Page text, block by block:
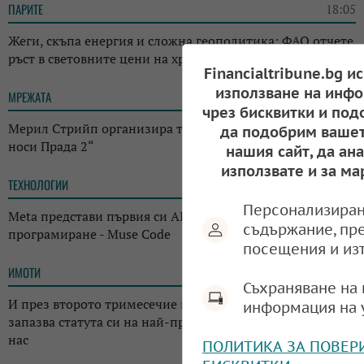
ПАРИТЕ 18:05
Жеги, скъпа енергия и сложна геополитика: ФАО отчете
ръст в световните цени на храните
МРЕЖАТА 17:38
Мерил Стрийп организира търг с костюми от „Дяволът
носи Прада 2“
ТЕХНОЛОГИИ
Meta представи първия си AI инструмент за
програмиране - Muse Code
ИМОТИ
И през второто тримесечие на годината: Къщата
запазва статута си на най-предпочитаното жилище у
нас
Financialtribune.bg
използване на
чрез бисквитки и
да подобрим
нашия сайт, да
използвате и за
съдържание,
посещения и
Съхраняване
информация на
ПОЛИТИКА ЗА